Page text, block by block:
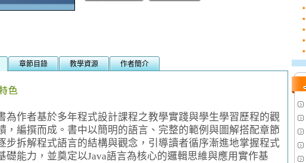
章節目錄 教學資源 作者簡介
作者基於多年程式設計課程之教學實踐與學生學習歷程的觀
，編撰而成。書中以簡明的語言、完整的範例與圖解搭配章節
步拆解程式語言的結構與觀念，引導讀者循序漸進地掌握程式
礎能力，並奠定以Java語言為核心的邏輯思維與應用實作基